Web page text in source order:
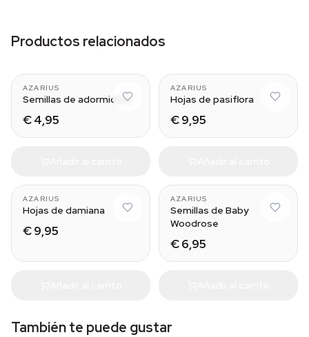
Productos relacionados
AZARIUS
Semillas de adormidera
€ 4,95
AZARIUS
Hojas de pasiflora
€ 9,95
AZARIUS
Hojas de damiana
€ 9,95
AZARIUS
Semillas de Baby
Woodrose
€ 6,95
También te puede gustar